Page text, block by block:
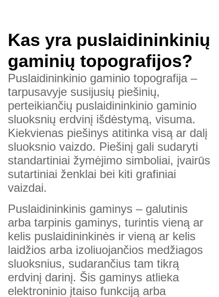
Kas yra puslaidininkinių
gaminių topografijos?
Puslaidininkinio gaminio topografija –
tarpusavyje susijusių piešinių,
perteikiančių puslaidininkinio gaminio
sluoksnių erdvinį išdėstymą, visuma.
Kiekvienas piešinys atitinka visą ar dalį
sluoksnio vaizdo. Piešinį gali sudaryti
standartiniai žymėjimo simboliai, įvairūs
sutartiniai ženklai bei kiti grafiniai
vaizdai.
Puslaidininkinis gaminys – galutinis
arba tarpinis gaminys, turintis vieną ar
kelis puslaidininkinės ir vieną ar kelis
laidžios arba izoliuojančios medžiagos
sluoksnius, sudarančius tam tikrą
erdvinį darinį. Šis gaminys atlieka
elektroninio įtaiso funkciją arba